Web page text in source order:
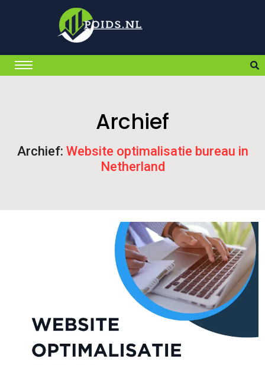
Archief
Archief: Website optimalisatie bureau in
Netherland